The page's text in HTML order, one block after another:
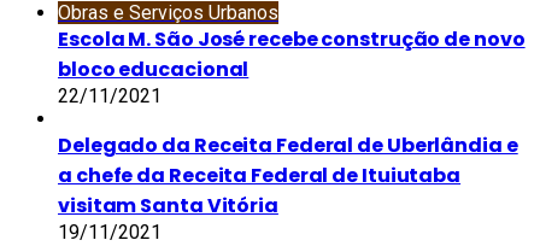
Obras e Serviços Urbanos
Escola M. São José recebe construção de novo
bloco educacional
22/11/2021
Delegado da Receita Federal de Uberlândia e
a chefe da Receita Federal de Ituiutaba
visitam Santa Vitória
19/11/2021